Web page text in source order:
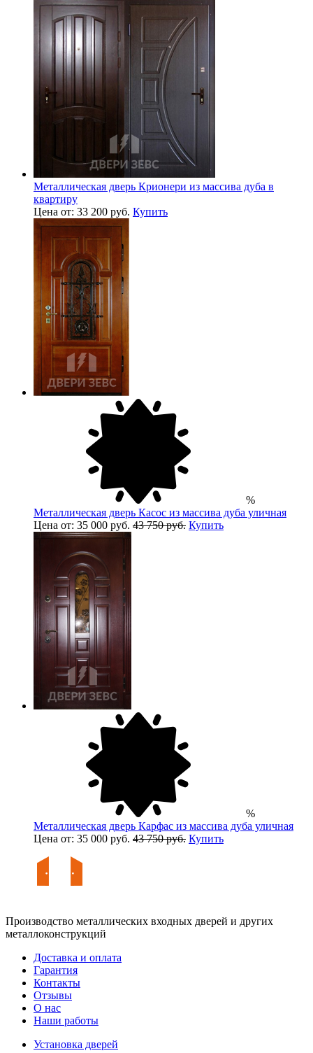
Металлическая дверь Крионери из массива дуба в
квартиру
Цена от: 33 200 руб. Купить
%
Металлическая дверь Касос из массива дуба уличная
Цена от: 35 000 руб. 43 750 руб. Купить
%
Металлическая дверь Карфас из массива дуба уличная
Цена от: 35 000 руб. 43 750 руб. Купить
Производство металлических входных дверей и других
металлоконструкций
Доставка и оплата
Гарантия
Контакты
Отзывы
О нас
Наши работы
Установка дверей